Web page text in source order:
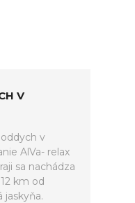
V
v
AlVa- relax
sa nachádza
km od
jaskyňa.